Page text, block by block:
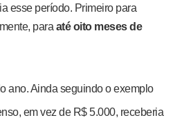
esse período. Primeiro para
para até oito meses de
ano. Ainda seguindo o exemplo
em vez de R$ 5.000, receberia